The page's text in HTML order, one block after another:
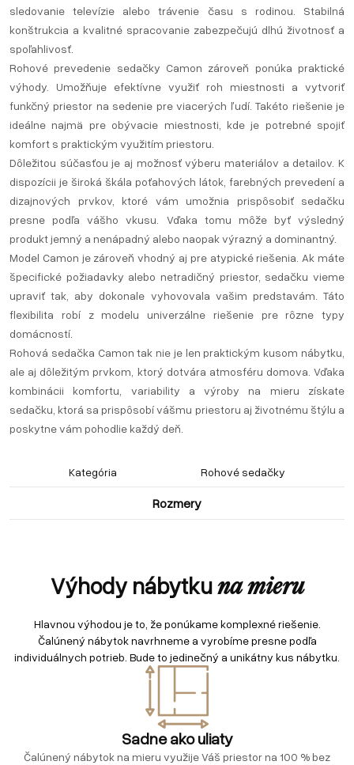
sledovanie televízie alebo trávenie času s rodinou. Stabilná
konštrukcia a kvalitné spracovanie zabezpečujú dlhú životnosť a
spoľahlivosť.
Rohové prevedenie sedačky Camon zároveň ponúka praktické
výhody. Umožňuje efektívne využiť roh miestnosti a vytvoriť
funkčný priestor na sedenie pre viacerých ľudí. Takéto riešenie je
ideálne najmä pre obývacie miestnosti, kde je potrebné spojiť
komfort s praktickým využitím priestoru.
Dôležitou súčasťou je aj možnosť výberu materiálov a detailov. K
dispozícii je široká škála poťahových látok, farebných prevedení a
dizajnových prvkov, ktoré vám umožnia prispôsobiť sedačku
presne podľa vášho vkusu. Vďaka tomu môže byť výsledný
produkt jemný a nenápadný alebo naopak výrazný a dominantný.
Model Camon je zároveň vhodný aj pre atypické riešenia. Ak máte
špecifické požiadavky alebo netradičný priestor, sedačku vieme
upraviť tak, aby dokonale vyhovovala vašim predstavám. Táto
flexibilita robí z modelu univerzálne riešenie pre rôzne typy
domácností.
Rohová sedačka Camon tak nie je len praktickým kusom nábytku,
ale aj dôležitým prvkom, ktorý dotvára atmosféru domova. Vďaka
kombinácii komfortu, variability a výroby na mieru získate
sedačku, ktorá sa prispôsobí vášmu priestoru aj životnému štýlu a
poskytne vám pohodlie každý deň.
Kategória Rohové sedačky
Rozmery
Výhody nábytkuna mieru
Hlavnou výhodou je to, že ponúkame komplexné riešenie.
Čalúnený nábytok navrhneme a vyrobíme presne podľa
individuálnych potrieb. Bude to jedinečný a unikátny kus nábytku.
Sadne ako uliaty
Čalúnený nábytok na mieru využije Váš priestor na 100 % bez